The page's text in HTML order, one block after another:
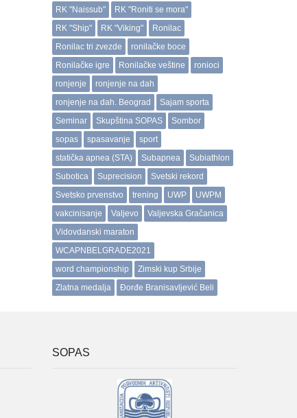
RK "Naissub"
RK "Roniti se mora"
RK "Ship"
RK "Viking"
Ronilac
Ronilac tri zvezde
ronilačke boce
Ronilačke igre
Ronilačke veštine
ronioci
ronjenje
ronjenje na dah
ronjenje na dah. Beograd
Sajam sporta
Seminar
Skupština SOPAS
Sombor
sopas
spasavanje
sport
statička apnea (STA)
Subapnea
Subiathlon
Subotica
Suprecision
Svetski rekord
Svetsko prvenstvo
trening UWP
UWPM
vakcinisanje
Valjevo
Valjevska Gračanica
Vidovdanski maraton
WCAPNBELGRADE2021
word championship
Zimski kup Srbije
Zlatna medalja
Đorđe Branisavljević Beli
SOPAS